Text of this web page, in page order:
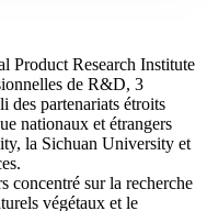
Product Research Institute
de R&D, 3
des partenariats étroits
nationaux et étrangers
la Sichuan University et
concentré sur la recherche
végétaux et le